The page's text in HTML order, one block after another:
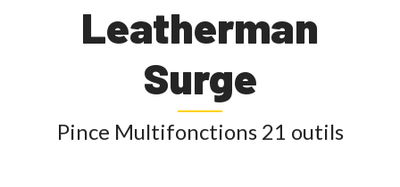
Leatherman
Surge
Pince Multifonctions 21 outils